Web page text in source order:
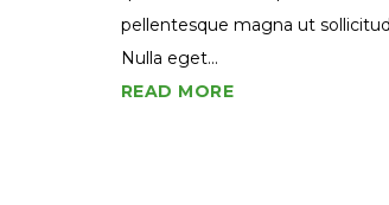
pellentesque magna ut
Nulla eget...
READ MORE